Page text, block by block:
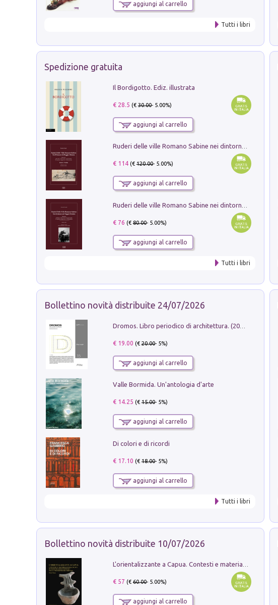
aggiungi al carrello
Tutti i libri
Spedizione gratuita
Il Bordigotto. Ediz. illustrata
€ 28.5 (€30.00- 5.00%)
aggiungi al carrello
Ruderi delle ville Romano Sabine nei dintorni di Poggio Mirteto. Illustrati dal dott.re prof.re cav.re Ercole Nardi regio ispettore degli scavi e monumenti. Anno 1885. Tavole e studio. Con 25 tavole fuori testo in cartella editoriale
€ 114(€120.00- 5.00%)
aggiungi al carrello
€ 76 (€80.00- 5.00%)
aggiungi al carrello
Tutti i libri
Bollettino novità distribuite 24/07/2026
Dromos. Libro periodico di architettura. (2026). Vol. 15: Post-model
€ 19.00 (€20.00- 5%)
aggiungi al carrello
Valle Bormida. Un'antologia d'arte
€ 14.25 (€15.00- 5%)
aggiungi al carrello
Di colori e di ricordi
€ 17.10 (€18.00- 5%)
aggiungi al carrello
Tutti i libri
Bollettino novità distribuite 10/07/2026
€ 57 (€60.00- 5.00%)
aggiungi al carrello